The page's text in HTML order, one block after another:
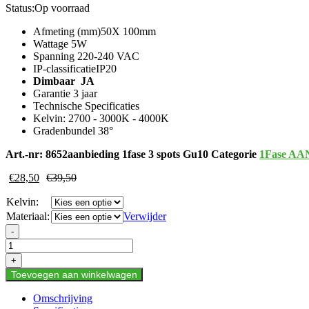
Status:Op voorraad
Afmeting (mm)50X 100mm
Wattage 5W
Spanning 220-240 VAC
IP-classificatieIP20
Dimbaar JA
Garantie 3 jaar
Technische Specificaties
Kelvin: 2700 - 3000K - 4000K
Gradenbundel 38°
Art.-nr: 8652aanbieding 1fase 3 spots Gu10 Categorie 1Fase
€28,50 €39,50
Kelvin:
Materiaal:
Verwijder
AANBIEDING
COMPLETE
SET-
1.5
METER
FASE
-
+
Toevoegen aan winkelwagen
Omschrijving